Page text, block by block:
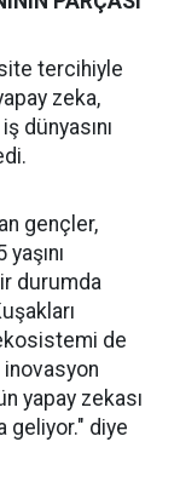
tercihiyle
zeka,
dünyasını
gençler,
durumda
de
yapay zekası
geliyor." diye